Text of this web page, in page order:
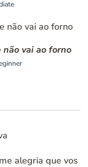
vai ao forno
alegria que vos